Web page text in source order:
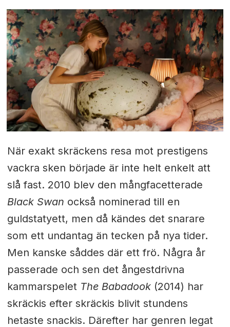
När exakt skräckens resa mot prestigens
vackra sken började är inte helt enkelt att
slå fast. 2010 blev den mångfacetterade
Black Swan också nominerad till en
guldstatyett, men då kändes det snarare
som ett undantag än tecken på nya tider.
Men kanske såddes där ett frö. Några år
passerade och sen det ångestdrivna
kammarspelet The Babadook(2014) har
skräckis efter skräckis blivit stundens
hetaste snackis. Därefter har genren legat